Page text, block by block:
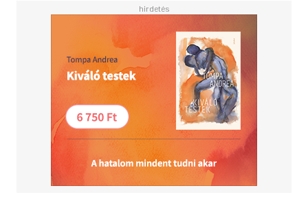
voltak a szemünk előtt, de soha nem tudtuk megfejteni
Az Egy város újabb titkai Kordos Szabolcs nagy sikerű,
több utánnyomást megért könyvének, az Egy város
titkainak folytatása, amely újabb izgalmas titkokról
A gyönyörűen illusztrált kötet egyszerre oknyomozás,
historikus pletykálkodás, és színes alakok forgatagának
megörökítése. Képes történelemkönyv, lenyűgöző,
szórakoztató felderítőút fővárosunk megunhatatlan
történetében.